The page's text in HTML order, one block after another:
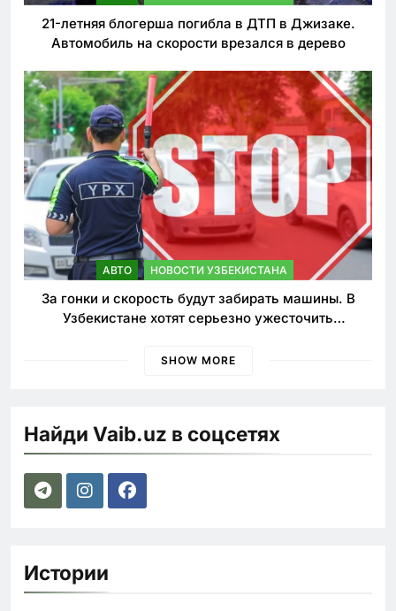
21-летняя блогерша погибла в ДТП в Джизаке.
Автомобиль на скорости врезался в дерево
АВТО НОВОСТИ УЗБЕКИСТАНА
За гонки и скорость будут забирать машины. В
Узбекистане хотят серьезно ужесточить
SHOW MORE
Найди Vaib.uz в соцсетях
Истории